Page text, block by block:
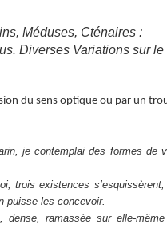
Méduses, Cténaires :
Diverses Variations sur le
du sens optique ou par un
je contemplai des formes de
existences
puisse les concevoir.
ramassée sur elle-même